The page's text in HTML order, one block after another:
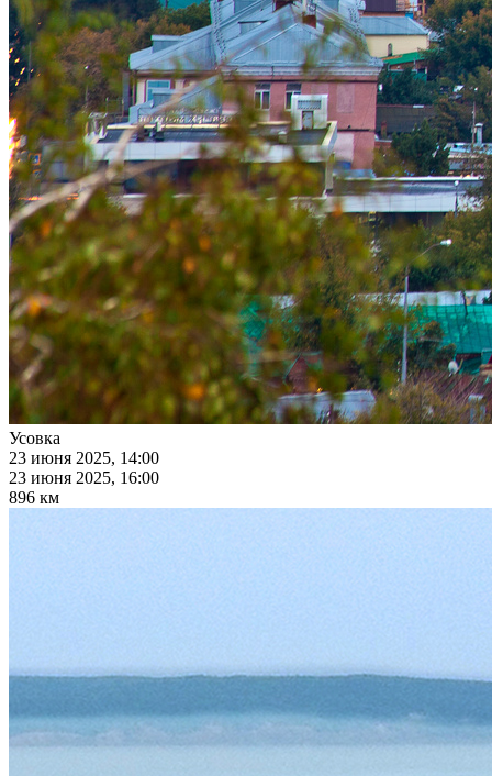
Усовка
23 июня 2025, 14:00
23 июня 2025, 16:00
896 км